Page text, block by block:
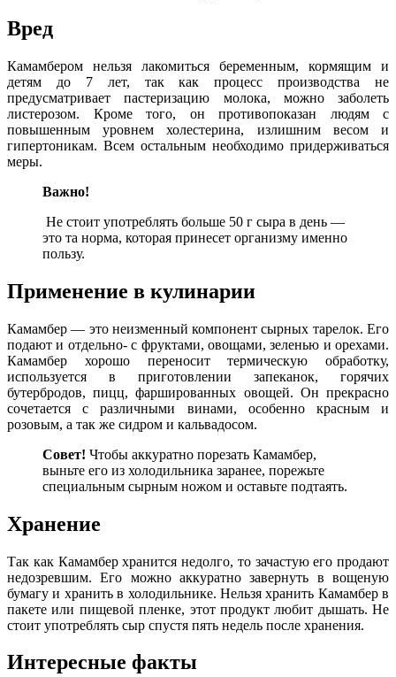
Вред
Камамбером нельзя лакомиться беременным, кормящим и
детям до 7 лет, так как процесс производства не
предусматривает пастеризацию молока, можно заболеть
листерозом. Кроме того, он противопоказан людям с
повышенным уровнем холестерина, излишним весом и
гипертоникам. Всем остальным необходимо придерживаться
меры.
Важно!
Не стоит употреблять больше 50 г сыра в день —
это та норма, которая принесет организму именно
пользу.
Применение в кулинарии
Камамбер — это неизменный компонент сырных тарелок. Его
подают и отдельно- с фруктами, овощами, зеленью и орехами.
Камамбер хорошо переносит термическую обработку,
используется в приготовлении запеканок, горячих
бутербродов, пицц, фаршированных овощей. Он прекрасно
сочетается с различными винами, особенно красным и
розовым, а так же сидром и кальвадосом.
Совет! Чтобы аккуратно порезать Камамбер,
выньте его из холодильника заранее, порежьте
специальным сырным ножом и оставьте подтаять.
Хранение
Так как Камамбер хранится недолго, то зачастую его продают
недозревшим. Его можно аккуратно завернуть в вощеную
бумагу и хранить в холодильнике. Нельзя хранить Камамбер в
пакете или пищевой пленке, этот продукт любит дышать. Не
стоит употреблять сыр спустя пять недель после хранения.
Интересные факты